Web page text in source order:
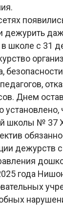
дежурить
школе с 31
Днем
школы № 37
дежурств
года